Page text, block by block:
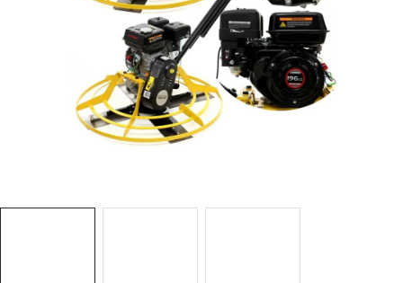
Dětská hřiště
Autodoplňky
Vánoce